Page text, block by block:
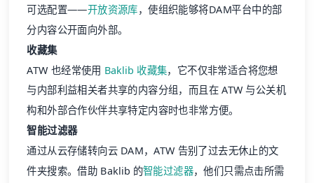
可选配置——开放资源库，使组织能够将DAM平台中的部
分内容公开面向外部。
收藏集
ATW 也经常使用 Baklib 收藏集，它不仅非常适合将您想
与内部利益相关者共享的内容分组，而且在 ATW 与公关机
构和外部合作伙伴共享特定内容时也非常方便。
智能过滤器
通过从云存储转向云 DAM，ATW 告别了过去无休止的文
件夹搜索。借助 Baklib 的智能过滤器，他们只需点击所需